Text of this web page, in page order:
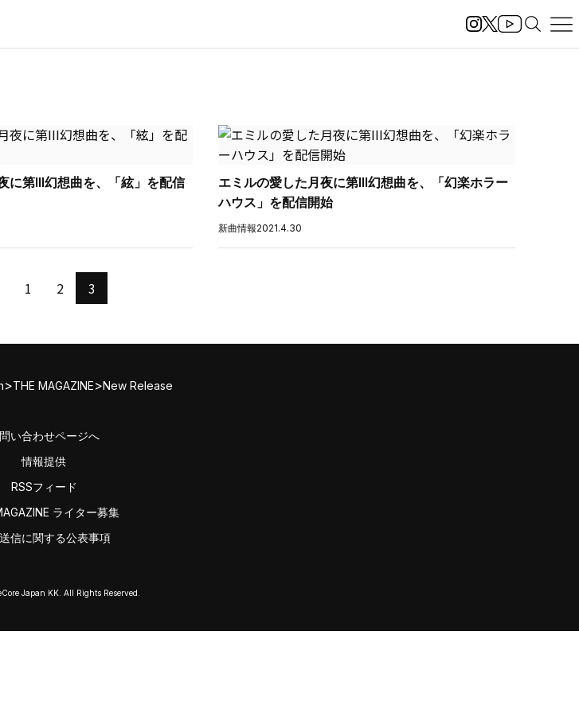
に第III幻想曲を、「絃」を配信
エミルの愛した月夜に第III幻想曲を、「幻楽ホラー
ハウス」を配信開始
新曲情報2021.4.30
1 2 3
>THE MAGAZINE>New Release
い合わせページへ
情報提供
RSSフィード
ライター募集
信に関する公表事項
Japan KK. All Rights Reserved.